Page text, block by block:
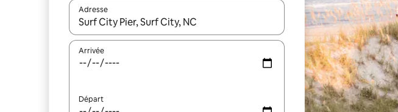
Adresse
Lorsque les résultats s'affichent, utilisez les flèches vers le haut et vers le bas
Arrivée
Départ